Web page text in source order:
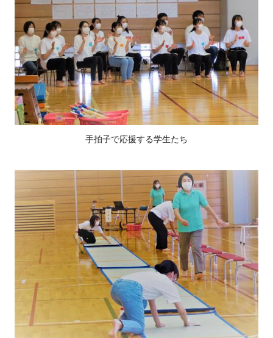
手拍子で応援する学生たち